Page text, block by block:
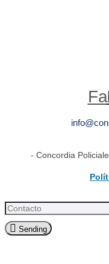
- Concordia
Sending